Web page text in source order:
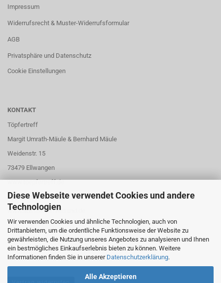
Diese Webseite verwendet Cookies und andere
Technologien
Wir verwenden Cookies und ähnliche Technologien, auch von
Drittanbietern, um die ordentliche Funktionsweise der Website zu
gewährleisten, die Nutzung unseres Angebotes zu analysieren und Ihnen
ein bestmögliches Einkaufserlebnis bieten zu können. Weitere
Informationen finden Sie in unserer Datenschutzerklärung.
Alle Akzeptieren
Impressum
Widerrufsrecht & Muster-Widerrufsformular
AGB
Privatsphäre und Datenschutz
Cookie Einstellungen
KONTAKT
Töpfertreff
Margit Umrath-Mäule & Bernhard Mäule
Weidenstr. 15
73479 Ellwangen
www.toepfertreff.de
www.kilnsitterversand.de
www.ausstecherversand.de